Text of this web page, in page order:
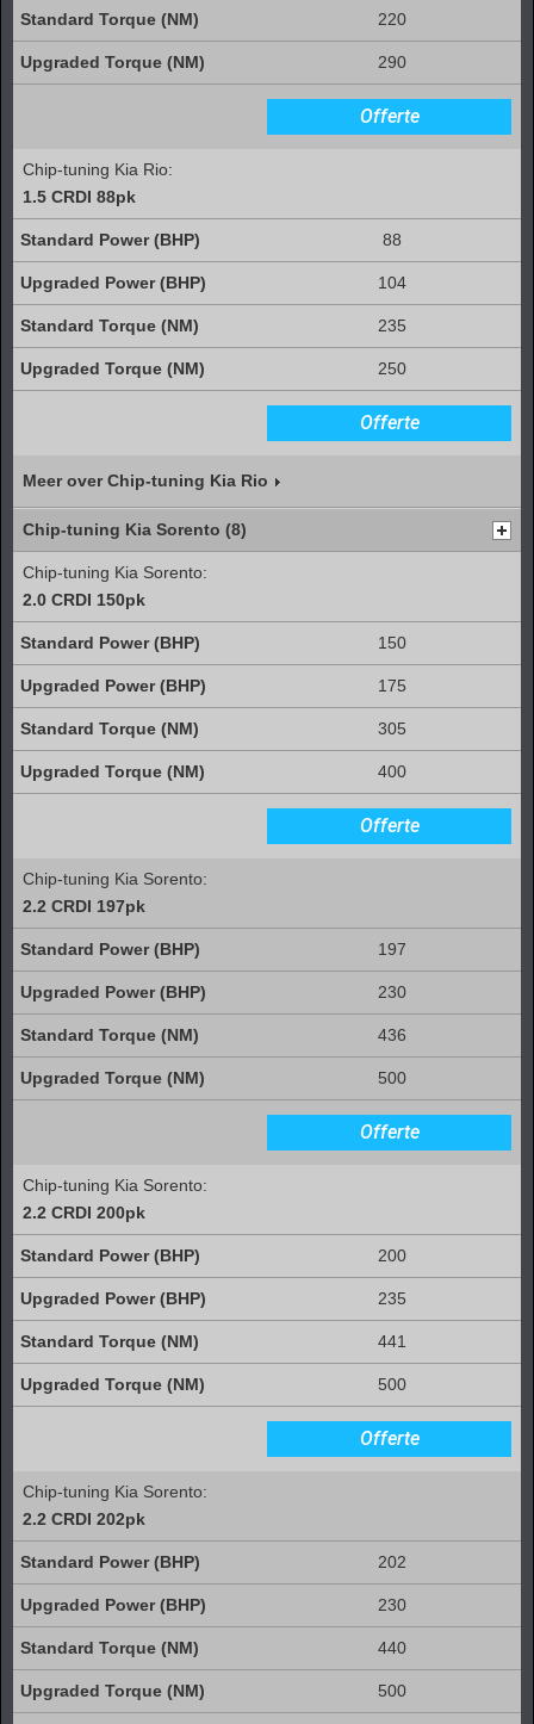
220
290
Offerte
Chip-tuning Kia Rio:
1.5 CRDI 88pk
88
104
235
250
Offerte
Meer over Chip-tuning Kia Rio
Chip-tuning Kia Sorento (8)
Chip-tuning Kia Sorento:
2.0 CRDI 150pk
150
175
305
400
Offerte
Chip-tuning Kia Sorento:
2.2 CRDI 197pk
197
230
436
500
Offerte
Chip-tuning Kia Sorento:
2.2 CRDI 200pk
200
235
441
500
Offerte
Chip-tuning Kia Sorento:
2.2 CRDI 202pk
202
230
440
500